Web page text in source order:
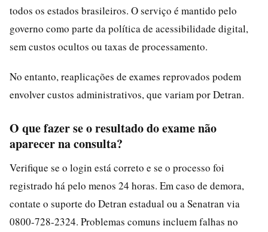
todos os estados brasileiros. O serviço é mantido pelo
governo como parte da política de acessibilidade digital,
sem custos ocultos ou taxas de processamento.
No entanto, reaplicações de exames reprovados podem
envolver custos administrativos, que variam por Detran.
O que fazer se o resultado do exame não
aparecer na consulta?
Verifique se o login está correto e se o processo foi
registrado há pelo menos 24 horas. Em caso de demora,
contate o suporte do Detran estadual ou a Senatran via
0800-728-2324. Problemas comuns incluem falhas no